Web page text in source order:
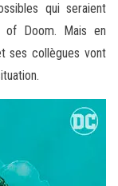
qui seraient
of Doom. Mais en
ses collègues vont